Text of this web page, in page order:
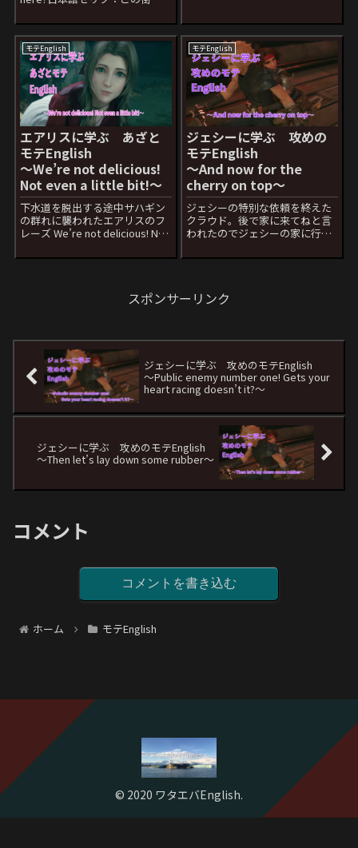
感で考えればそんなに難しくな
いと思います。逆に文法に囚わ
れてしまうと主語がないじゃ
ん！となって混乱してしまう...
のフレーズ It’s on the house.日
本語セリフ：ただでいいや この
It’s on the ...
モテEnglish
エアリスに学ぶ あざと
モテEnglish
〜We’re not delicious!
Not even a little bit!〜
下水道を脱出する途中サハギン
の群れに襲われたエアリスのフ
レーズ We’re not delicious! Not
私たちおいしくないよ 前半は大
モテEnglish
ジェシーに学ぶ 攻めの
モテEnglish
〜And now for the
cherry on top〜
ジェシーの特別な依頼を終えた
クラウド。後で家に来てねと言
われたのでジェシーの家に行く
態度をとるジェシーの一言 And
褒美 今回は...
スポンサーリンク
ジェシーに学ぶ 攻めのモテEnglish
〜Public enemy number one! Gets your
heart racing doesn’t it?〜
ジェシーに学ぶ 攻めのモテEnglish
〜Then let’s lay down some rubber〜
コメント
コメントを書き込む
ホーム モテEnglish
© 2020 ワタエバEnglish.